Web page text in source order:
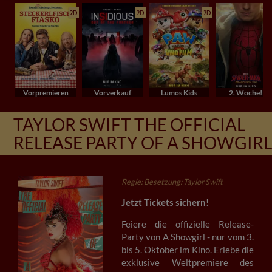
2D
Vorpremieren
2D
Vorverkauf
2D
Lumos Kids 2. Woche!
TAYLOR SWIFT THE OFFICIAL
RELEASE PARTY OF A SHOWGIRL
Regie: Besetzung: Taylor Swift
Jetzt Tickets sichern!
Feiere die offizielle Release-
Party von A Showgirl - nur vom 3.
bis 5. Oktober im Kino. Erlebe die
exklusive Weltpremiere des